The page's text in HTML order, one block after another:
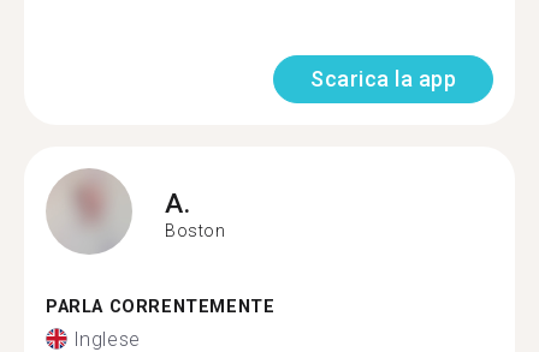
Scarica la app
A.
Boston
PARLA CORRENTEMENTE
Inglese